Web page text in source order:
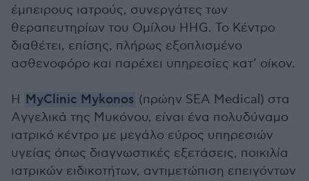
έμπειρους ιατρούς, συνεργάτες των
θεραπευτηρίων του Ομίλου HHG. Το Κέντρο
διαθέτει, επίσης, πλήρως εξοπλισμένο
ασθενοφόρο και παρέχει υπηρεσίες κατ’ οίκον.
Η MyClinic Μykonos (πρώην SEA Medical) στα
Aγγελικά της Μυκόνου, είναι ένα πολυδύναμο
ιατρικό κέντρο με μεγάλο εύρος υπηρεσιών
υγείας όπως διαγνωστικές εξετάσεις, ποικιλία
ιατρικών ειδικοτήτων, αντιμετώπιση επειγόντων